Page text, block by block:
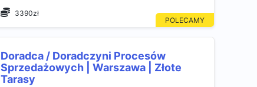
3390zł
Doradca / Doradczyni Procesów
Sprzedażowych | Warszawa | Złote
Tarasy